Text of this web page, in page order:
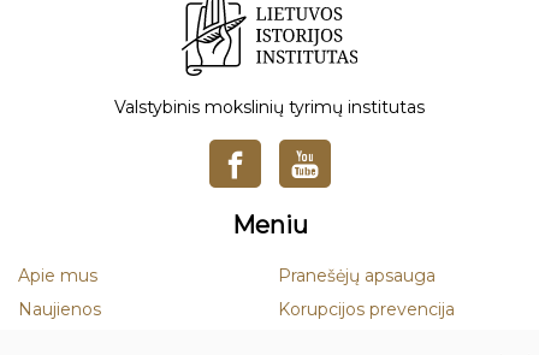
Valstybinis mokslinių tyrimų institutas
Meniu
Apie mus
Naujienos
Pranešėjų apsauga
Korupcijos prevencija